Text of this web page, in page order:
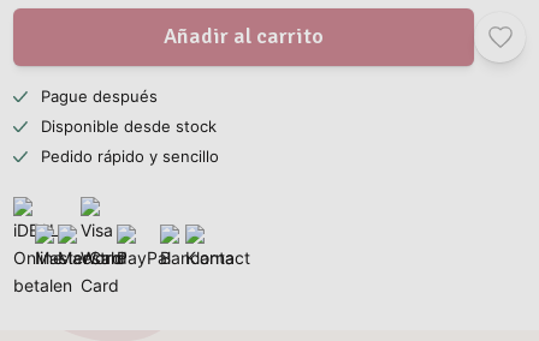
Añadir al carrito
Pague después
Disponible desde stock
Pedido rápido y sencillo